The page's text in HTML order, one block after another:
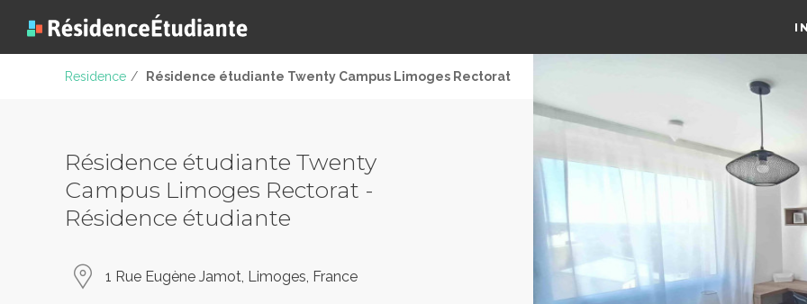
Residence / Résidence étudiante Twenty Campus Limoges Rectorat
Résidence étudiante Twenty
Campus Limoges Rectorat -
Résidence étudiante
1 Rue Eugène Jamot, Limoges, France